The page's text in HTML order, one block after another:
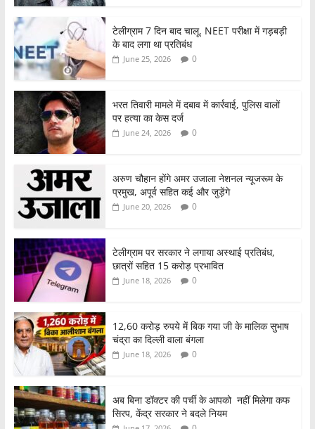
टेलीग्राम 7 दिन बाद चालू, NEET परीक्षा में गड़बड़ी
के बाद लगा था प्रतिबंध
June 25, 2026 0
भरत तिवारी मामले में दबाव में कार्रवाई, पुलिस वालों
पर हत्या का केस दर्ज
June 24, 2026 0
अरुण चौहान होंगे अमर उजाला नेशनल न्यूजरूम के
प्रमुख, अपूर्व सहित कई और जुड़ेंगे
June 20, 2026 0
टेलीग्राम पर सरकार ने लगाया अस्थाई प्रतिबंध,
छात्रों सहित 15 करोड़ प्रभावित
June 18, 2026 0
12,60 करोड़ रुपये में बिक गया जी के मालिक सुभाष
चंद्रा का दिल्ली वाला बंगला
June 18, 2026 0
अब बिना डॉक्टर की पर्ची के आपको नहीं मिलेगा कफ
सिरप, केंद्र सरकार ने बदले नियम